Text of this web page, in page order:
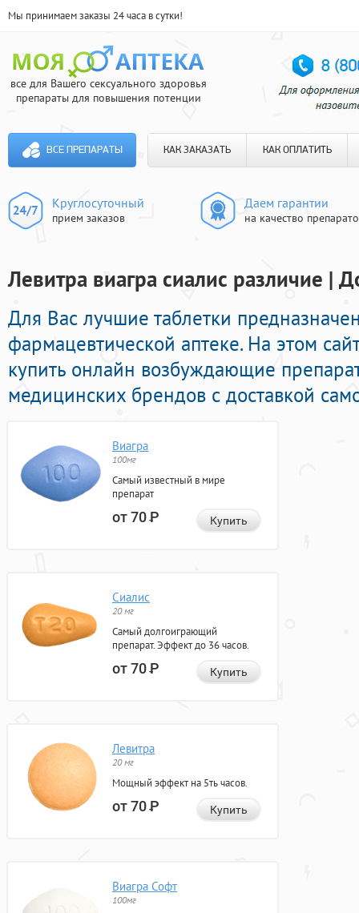
Мы принимаем заказы 24 часа в сутки!
все для Вашего сексуального здоровья
препараты для повышения потенции
ВСЕ ПРЕПАРАТЫ КАК ЗАКАЗАТЬ КАК ОПЛАТИТЬ
Круглосуточный
прием заказов
Даем гарантии
на качество
Левитра виагра сиалис различие |
Для Вас лучшие таблетки
фармацевтической аптеке. На этом
купить онлайн возбуждающие
медицинских брендов с доставкой
Виагра
100мг
Самый известный в мире
препарат
от 70Р Купить
Сиалис
20 мг
Самый долгоиграющий
препарат. Эффект до 36 часов.
от 70Р Купить
Левитра
20 мг
Мощный эффект на 5ть часов.
от 70Р Купить
Виагра Софт
100мг